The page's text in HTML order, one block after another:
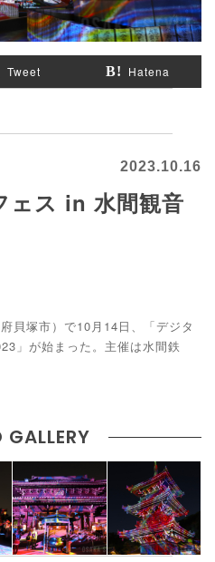
Tweet Hatena
2023.10.16
ェス in 水間観音
貝塚市）で10月14日、「デジタ
」が始まった。主催は水間鉄
GALLERY